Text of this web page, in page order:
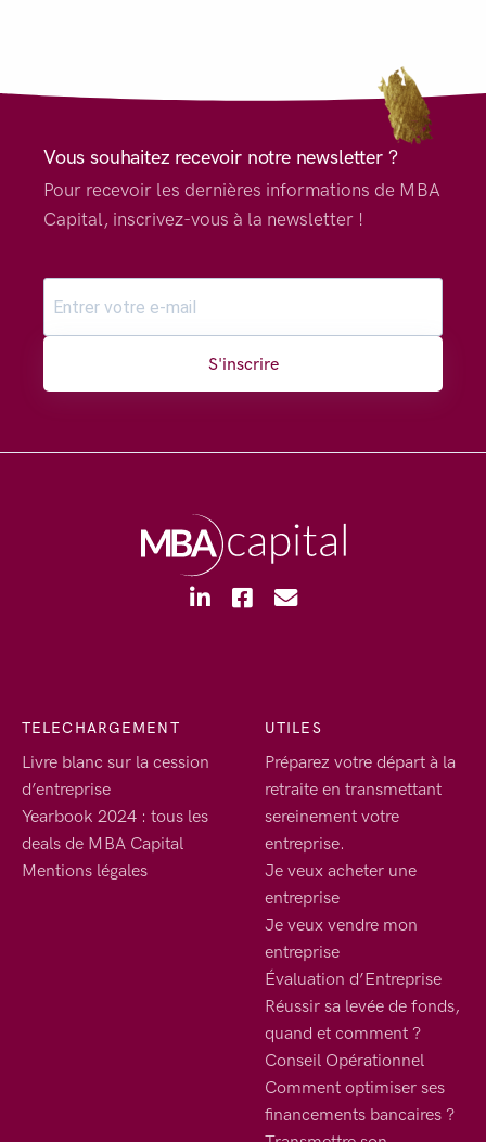
Vous souhaitez recevoir notre newsletter ?
Pour recevoir les dernières informations de MBA
Capital, inscrivez-vous à la newsletter !
S'inscrire
TELECHARGEMENT
Livre blanc sur la cession
d’entreprise
Yearbook 2024 : tous les
deals de MBA Capital
Mentions légales
UTILES
Préparez votre départ à la
retraite en transmettant
sereinement votre
entreprise.
Je veux acheter une
entreprise
Je veux vendre mon
entreprise
Évaluation d’Entreprise
Réussir sa levée de fonds,
quand et comment ?
Conseil Opérationnel
Comment optimiser ses
financements bancaires ?